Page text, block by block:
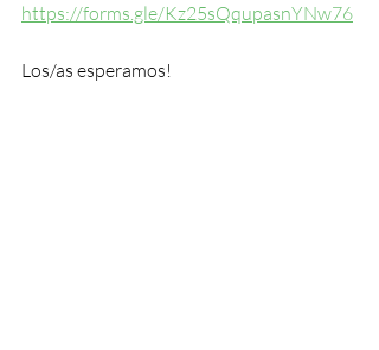
https://forms.gle/Kz25sQqupasnYNw76
Los/as esperamos!